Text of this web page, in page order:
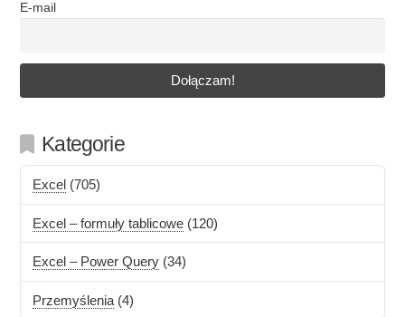
E-mail
Kategorie
Excel (705)
Excel – formuły tablicowe (120)
Excel – Power Query (34)
Przemyślenia (4)